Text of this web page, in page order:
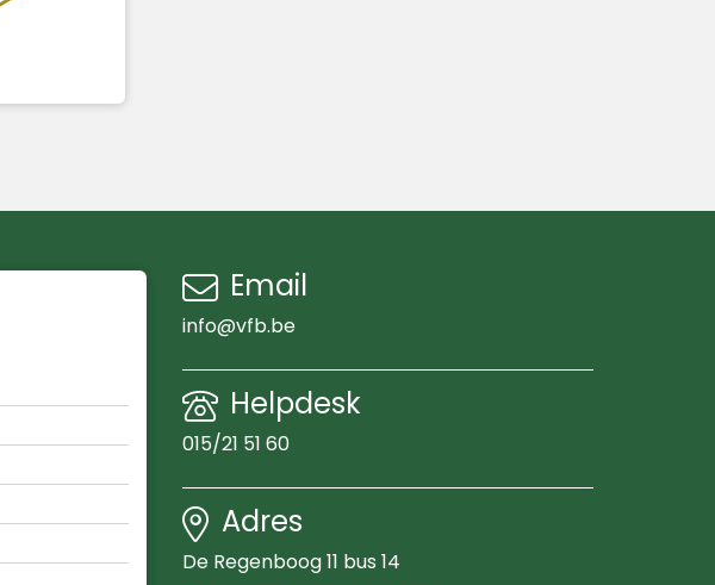
Email
info@vfb.be
Helpdesk
015/21 51 60
Adres
De Regenboog 11 bus 14